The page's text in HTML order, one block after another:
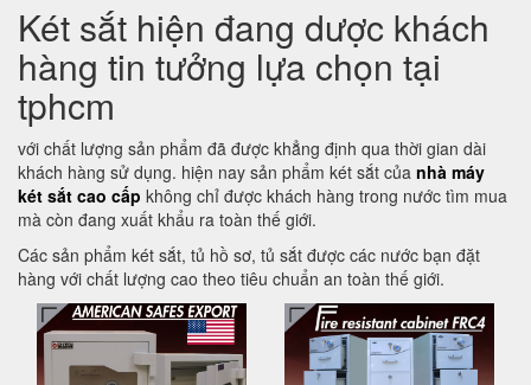
Két sắt hiện đang dược khách
hàng tin tưởng lựa chọn tại
tphcm
với chất lượng sản phẩm đã được khẳng định qua thời gian dài
khách hàng sử dụng. hiện nay sản phẩm két sắt của nhà máy
két sắt cao cấp không chỉ được khách hàng trong nước tìm mua
mà còn đang xuất khẩu ra toàn thế giới.
Các sản phẩm két sắt, tủ hồ sơ, tủ sắt được các nước bạn đặt
hàng với chất lượng cao theo tiêu chuẩn an toàn thế giới.